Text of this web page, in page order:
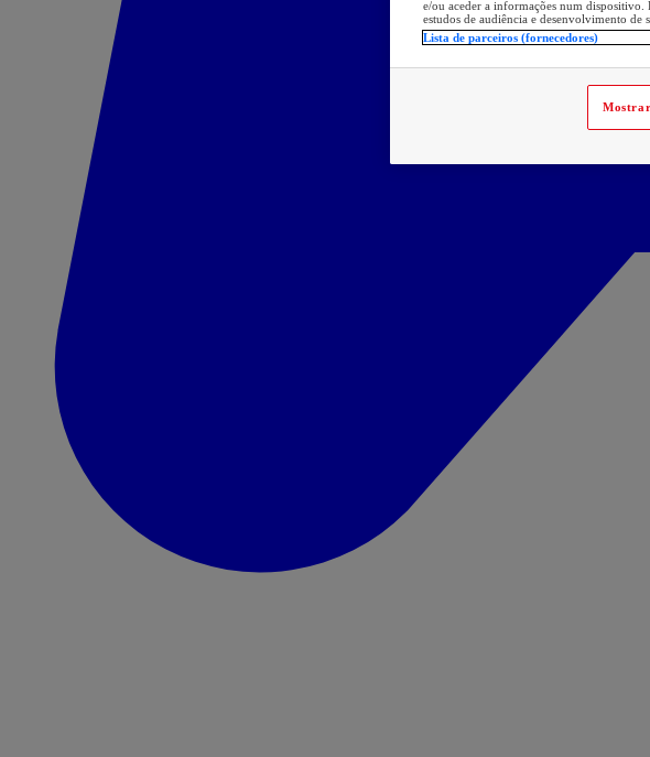
e/ou aceder a informações num dispositivo.
estudos de audiência e desenvolvimento de
Lista de parceiros (fornecedores)